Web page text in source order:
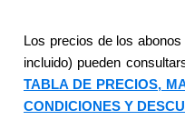
Los precios de los
incluido) pueden
TABLA DE PRECIOS,
CONDICIONES Y